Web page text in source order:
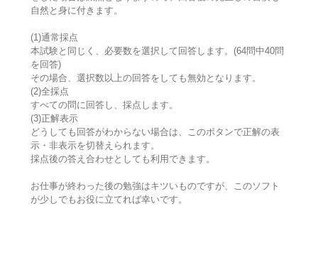
自然と身に付きます。
(1)通常採点
本試験と同じく、必要数を選択して回答します。(64問中40問
を回答)
その場合、選択数以上の回答をしても無効となります。
(2)全採点
すべての問に回答し、採点します。
(3)正解表示
どうしても回答がわからない場合は、このボタンで正解の表
示・非表示を切替えられます。
採点後の答え合わせとしても利用できます。
お仕事が終わった後の勉強はキツいものですが、このソフト
が少しでもお役に立てれば幸いです。